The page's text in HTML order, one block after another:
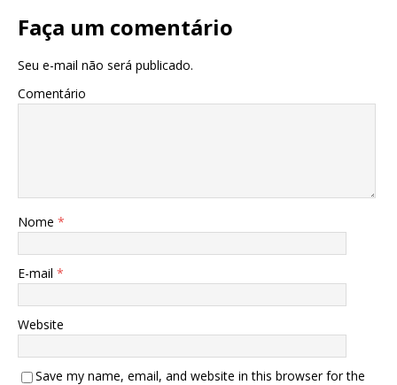
Faça um comentário
Seu e-mail não será publicado.
Comentário
Nome *
E-mail *
Website
Save my name, email, and website in this browser for the